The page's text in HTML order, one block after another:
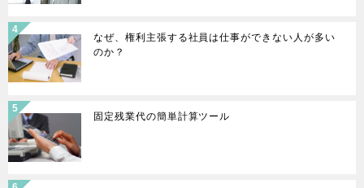
なぜ、権利主張する社員は仕事ができない人が多い
のか？
固定残業代の簡単計算ツール